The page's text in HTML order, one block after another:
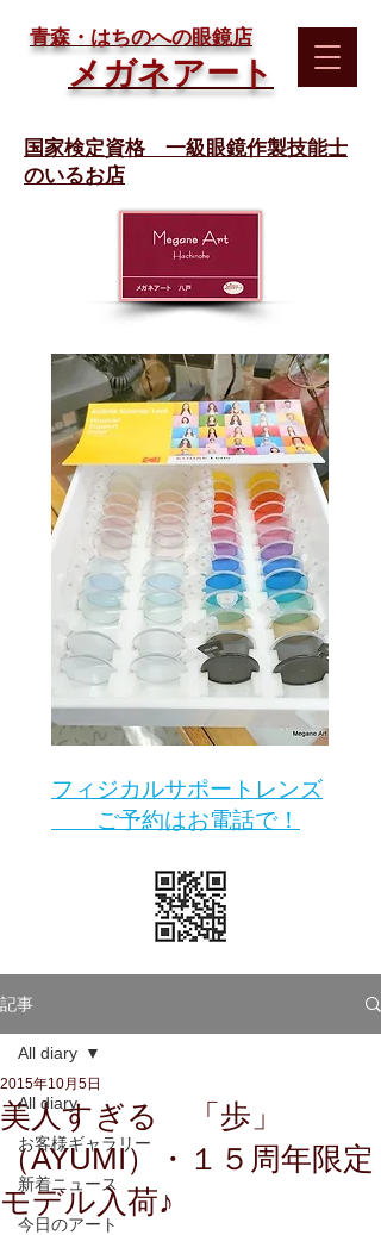
​青森・はちのへの眼鏡店
メガネアート
国家検定資格 一級眼鏡作製技能士
のいるお店
​フィジカルサポートレンズ
ご予約はお電話で！
記事
All diary
お客様ギャラリー
新着ニュース
今日のアート
All diary
美人すぎる 「歩」
（AYUMI）・１５周年限定
モデル入荷♪
2015年10月5日